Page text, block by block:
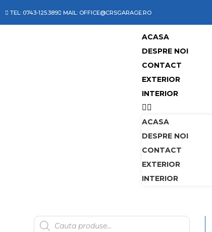
TEL: 0743-125.389 MAIL: OFFICE@CRSGARAGE.RO
ACASA
DESPRE NOI
CONTACT
EXTERIOR
INTERIOR
ACASA
DESPRE NOI
CONTACT
EXTERIOR
INTERIOR